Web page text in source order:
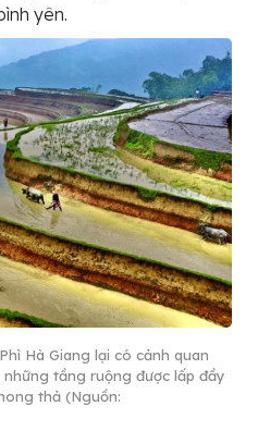
yên.
Hà Giang lại có cảnh quan
những tầng ruộng được lấp đầy
thả (Nguồn: